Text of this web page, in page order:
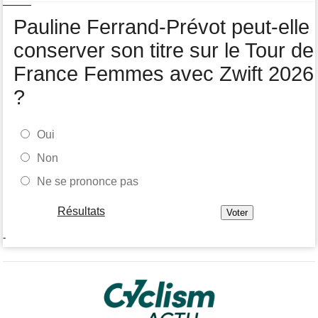
Pauline Ferrand-Prévot peut-elle
conserver son titre sur le Tour de
France Femmes avec Zwift 2026
?
Oui
Non
Ne se prononce pas
Résultats
-